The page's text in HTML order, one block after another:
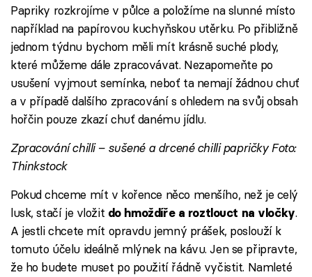
Papriky rozkrojíme v půlce a položíme na slunné místo
například na papírovou kuchyňskou utěrku. Po přibližně
jednom týdnu bychom měli mít krásně suché plody,
které můžeme dále zpracovávat. Nezapomeňte po
usušení vyjmout semínka, neboť ta nemají žádnou chuť
a v případě dalšího zpracování s ohledem na svůj obsah
hořčin pouze zkazí chuť danému jídlu.
Zpracování chilli – sušené a drcené chilli papričky Foto:
Thinkstock
Pokud chceme mít v kořence něco menšího, než je celý
lusk, stačí je vložit do hmoždíře a roztlouct na vločky.
A jestli chcete mít opravdu jemný prášek, poslouží k
tomuto účelu ideálně mlýnek na kávu. Jen se připravte,
že ho budete muset po použití řádně vyčistit. Namleté